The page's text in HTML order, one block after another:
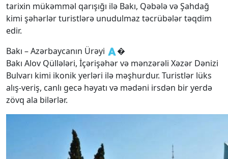
tarixin mükəmməl qarışığı ilə Bakı, Qəbələ və Şahdağ
kimi şəhərlər turistlərə unudulmaz təcrübələr təqdim
edir.
Bakı – Azərbaycanın Ürəyi 🇦�
Bakı Alov Qüllələri, İçərişəhər və mənzərəli Xəzər Dənizi
Bulvarı kimi ikonik yerləri ilə məşhurdur. Turistlər lüks
alış-veriş, canlı gecə həyatı və mədəni irsdən bir yerdə
zövq ala bilərlər.